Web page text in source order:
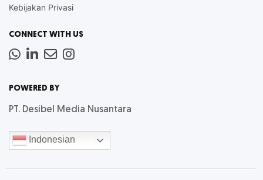
Kebijakan Privasi
CONNECT WITH US
Whatsapp
LinkedIn
NewsInstagram
POWERED BY
PT. Desibel Media Nusantara
Indonesian